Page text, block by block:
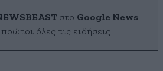
στο Google News
όλες τις ειδήσεις